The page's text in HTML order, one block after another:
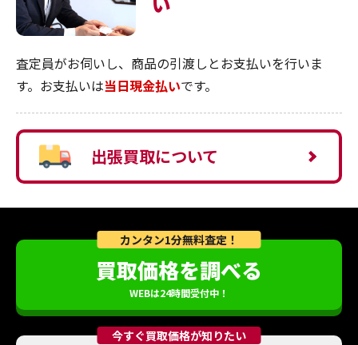
査定員がお伺いし、商品の引渡しとお支払いを行いま
す。お支払いは当日現金払いです。
出張買取について
カンタン1分無料査定！
買取価格を調べる
WEBは24時間受付中！
今すぐ買取価格が知りたい